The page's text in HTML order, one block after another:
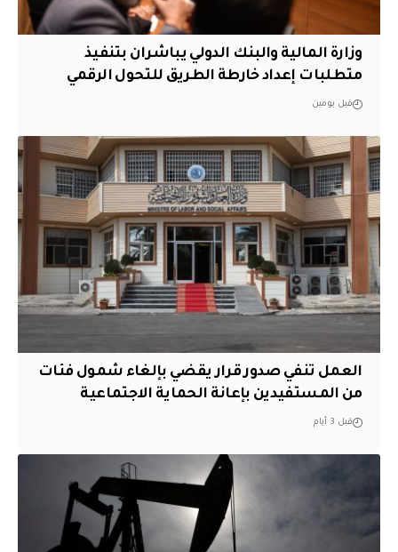
وزارة المالية والبنك الدولي يباشران بتنفيذ
متطلبات إعداد خارطة الطريق للتحول الرقمي
قبل يومين
العمل تنفي صدور قرار يقضي بإلغاء شمول فئات
من المستفيدين بإعانة الحماية الاجتماعية
قبل 3 أيام